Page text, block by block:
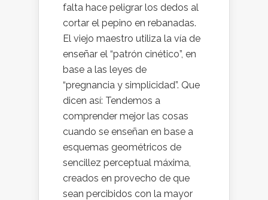
falta hace peligrar los dedos al
cortar el pepino en rebanadas.
El viejo maestro utiliza la vía de
enseñar el “patrón cinético”, en
base a las leyes de
“pregnancia y simplicidad”. Que
dicen así: Tendemos a
comprender mejor las cosas
cuando se enseñan en base a
esquemas geométricos de
sencillez perceptual máxima,
creados en provecho de que
sean percibidos con la mayor